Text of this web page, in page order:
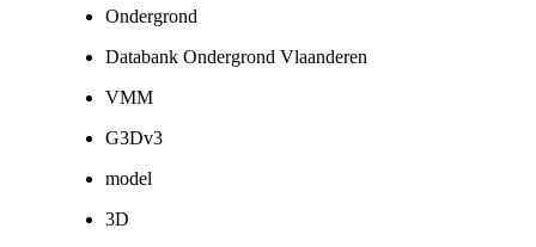
Ondergrond
Databank Ondergrond Vlaanderen
VMM
G3Dv3
model
3D